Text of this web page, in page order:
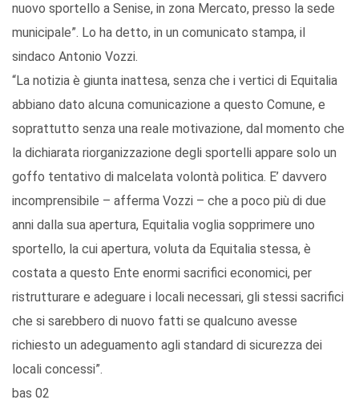
nuovo sportello a Senise, in zona Mercato, presso la sede
municipale”. Lo ha detto, in un comunicato stampa, il
sindaco Antonio Vozzi.
“La notizia è giunta inattesa, senza che i vertici di Equitalia
abbiano dato alcuna comunicazione a questo Comune, e
soprattutto senza una reale motivazione, dal momento che
la dichiarata riorganizzazione degli sportelli appare solo un
goffo tentativo di malcelata volontà politica. E’ davvero
incomprensibile – afferma Vozzi – che a poco più di due
anni dalla sua apertura, Equitalia voglia sopprimere uno
sportello, la cui apertura, voluta da Equitalia stessa, è
costata a questo Ente enormi sacrifici economici, per
ristrutturare e adeguare i locali necessari, gli stessi sacrifici
che si sarebbero di nuovo fatti se qualcuno avesse
richiesto un adeguamento agli standard di sicurezza dei
locali concessi”.
bas 02